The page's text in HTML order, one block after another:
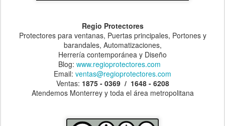
Regio Protectores
Protectores para ventanas, Puertas principales, Portones y
barandales, Automatizaciones,
Herrería contemporánea y Diseño
Blog: www.regioprotectores.com
Email: ventas@regioprotectores.com
Ventas: 1875 - 0369 / 1648 - 6208
Atendemos Monterrey y toda el área metropolitana